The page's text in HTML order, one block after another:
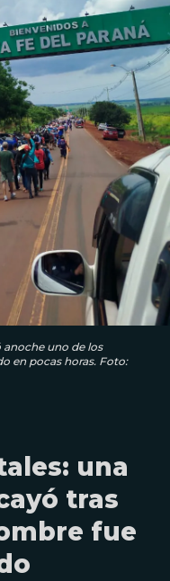
anoche uno de los
en pocas horas. Foto:
una
tras
fue